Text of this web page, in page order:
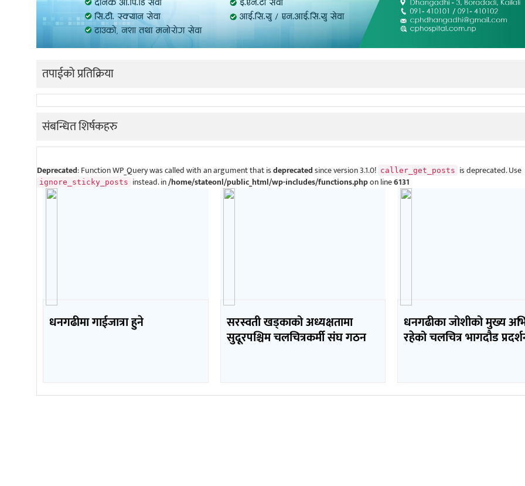
तपाईको प्रतिक्रिया
संबन्धित शिर्षकहरु
Deprecated: Function WP_Query was called with an argument that isdeprecatedsince version 3.1.0! caller_get_posts is deprecated. Use
ignore_sticky_posts instead. in/home/stateonl/public_html/wp-includes/functions.phpon line6131
धनगढीमा गाईजात्रा हुने सरस्वती खड्काको अध्यक्षतामा
सुदूरपश्चिम चलचित्रकर्मी संघ गठन
धनगढीका जोशीको मुख्य
रहेको चलचित्र भागदौड